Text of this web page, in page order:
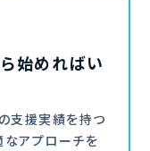
ら始めればい
支援実績を持つ
なアプローチを